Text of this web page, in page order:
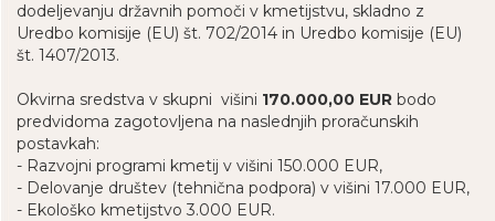
dodeljevanju državnih pomoči v kmetijstvu, skladno z
Uredbo komisije (EU) št. 702/2014 in Uredbo komisije (EU)
št. 1407/2013.
Okvirna sredstva v skupni višini 170.000,00 EUR bodo
predvidoma zagotovljena na naslednjih proračunskih
postavkah:
- Razvojni programi kmetij v višini 150.000 EUR,
- Delovanje društev (tehnična podpora) v višini 17.000 EUR,
- Ekološko kmetijstvo 3.000 EUR.